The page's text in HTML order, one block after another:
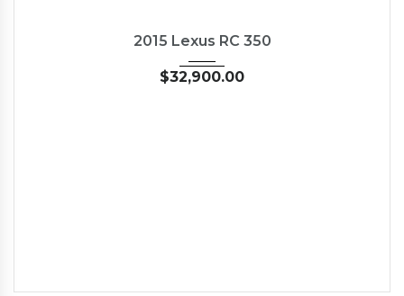
2015 Lexus RC 350
$32,900.00